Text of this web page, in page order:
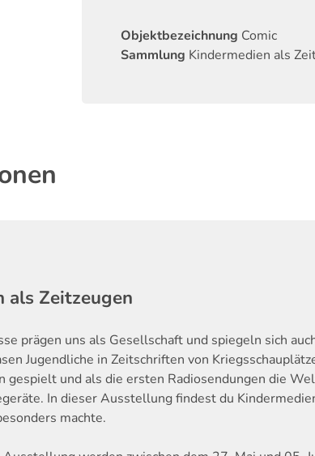
Objektbezeichnung Comic
Sammlung Kindermedien als
als Zeitzeugen
prägen uns als Gesellschaft und spiegeln sich
Jugendliche in Zeitschriften von
gespielt und als die ersten Radiosendungen die
In dieser Ausstellung findest du
machte.